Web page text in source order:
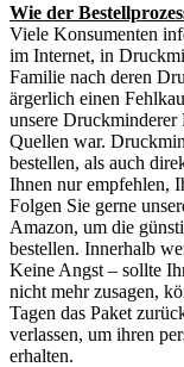
Wie der
Viele Konsumenten
im Internet, in
Familie nach deren
ärgerlich einen
unsere Druckminderer
Quellen war.
bestellen, als auch
Ihnen nur empfehlen,
Folgen Sie gerne
Amazon, um die
bestellen. Innerhalb
Keine Angst – sollte
nicht mehr zusagen,
Tagen das Paket
verlassen, um ihren
erhalten.